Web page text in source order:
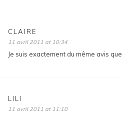
CLAIRE
11 avril 2011 at 10:34
Je suis exactement du même avis
LILI
11 avril 2011 at 11:10